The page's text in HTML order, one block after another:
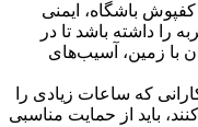
باشگاه، ایمنی
را داشته باشد تا در
با زمین، آسیب‌های
که ساعات زیادی را
باید از حمایت مناسبی